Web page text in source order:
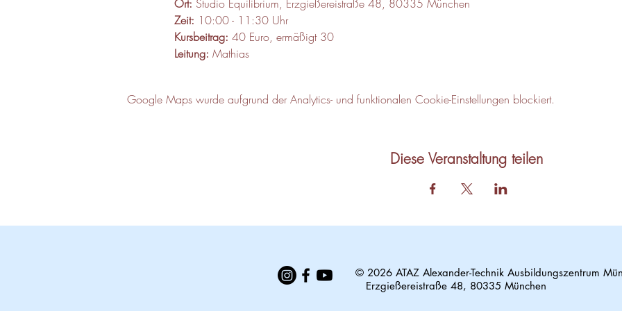
Ort: Studio Equilibrium, Erzgießereistraße 48, 80335 München
Zeit: 10:00 - 11:30 Uhr
Kursbeitrag: 40 Euro, ermäßigt 30
Leitung: Mathias
Google Maps wurde aufgrund der Analytics- und funktionalen Cookie-Einstellungen blockiert.
Diese Veranstaltung teilen
© 2026 ATAZ Alexander-Technik Ausbildungszentrum
Erzgießereistraße 48, 80335 München